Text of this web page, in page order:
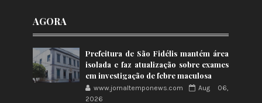
AGORA
Prefeitura de São Fidélis mantém área
isolada e faz atualização sobre exames
em investigação de febre maculosa
www.jornaltemponews.com
Aug 06,
2026